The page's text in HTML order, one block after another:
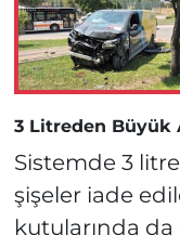
3 Litreden Büyük
Sistemde 3
şişeler iade
kutularında